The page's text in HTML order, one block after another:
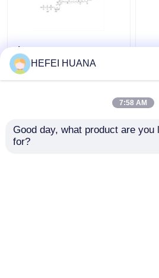
Флуоресцеин-12-
dUTP 1мМ раствор
натрия
контактные
HEFEI HUANA
7:58 AM
Good day, what product are you
for?